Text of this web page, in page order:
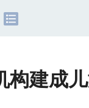
构建成